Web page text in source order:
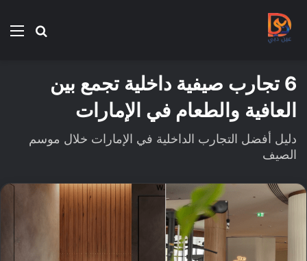
بحث
6 تجارب صيفية داخلية تجمع بين
العافية والطعام في الإمارات
دليل أفضل التجارب الداخلية في الإمارات خلال موسم
الصيف